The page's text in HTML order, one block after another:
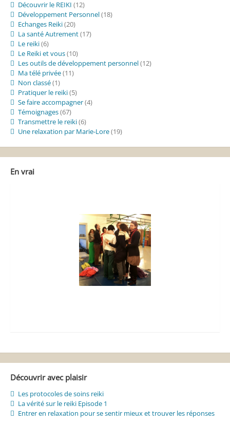
Découvrir le REIKI (12)
Développement Personnel(18)
Echanges Reiki(20)
La santé Autrement(17)
Le reiki(6)
Le Reiki et vous(10)
Les outils de développement personnel(12)
Ma télé privée(11)
Non classé(1)
Pratiquer le reiki(5)
Se faire accompagner(4)
Témoignages(67)
Transmettre le reiki(6)
Une relaxation par Marie-Lore(19)
En vrai
Découvrir avec plaisir
Les protocoles de soins reiki
La vérité sur le reiki Episode 1
Entrer en relaxation pour se sentir mieux et trouver les réponses